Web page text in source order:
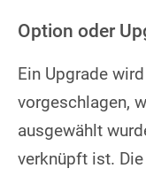
Option oder
Ein Upgrade
vorgeschlagen,
ausgewählt
verknüpft ist.